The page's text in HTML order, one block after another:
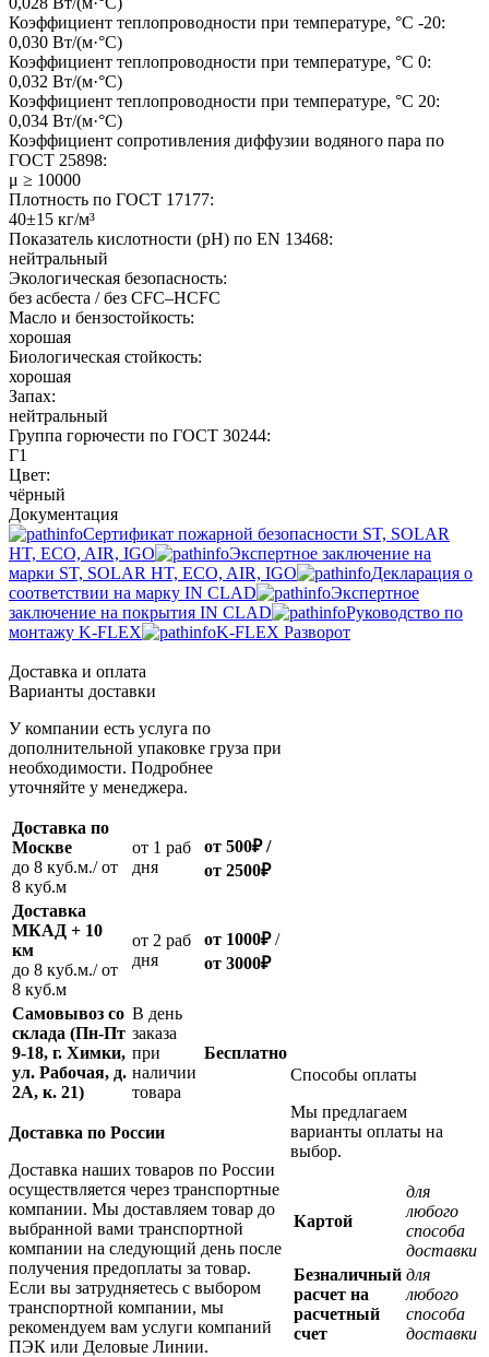
Коэффициент теплопроводности при температуре, °C -20:
0,030 Вт/(м·°C)
Коэффициент теплопроводности при температуре, °C 0:
0,032 Вт/(м·°C)
Коэффициент теплопроводности при температуре, °C 20:
0,034 Вт/(м·°C)
Коэффициент сопротивления диффузии водяного пара по
ГОСТ 25898:
μ ≥ 10000
Плотность по ГОСТ 17177:
40±15 кг/м³
Показатель кислотности (pH) по EN 13468:
нейтральный
Экологическая безопасность:
без асбеста / без CFC–HCFC
Масло и бензостойкость:
хорошая
Биологическая стойкость:
хорошая
Запах:
нейтральный
Группа горючести по ГОСТ 30244:
Г1
Цвет:
чёрный
Документация
Сертификат пожарной безопасности ST, SOLAR
HT, ECO, AIR, IGO
Экспертное заключение на
марки ST, SOLAR HT, ECO, AIR, IGO
Декларация о
соответствии на марку IN CLAD
Экспертное
заключение на покрытия IN CLAD
Руководство по
монтажу K-FLEX
K-FLEX Разворот
Доставка и оплата
Варианты доставки
У компании есть услуга по
дополнительной упаковке груза при
необходимости. Подробнее
уточняйте у менеджера.
Доставка по
Москве
до 8 куб.м./ от
8 куб.м
oт 1 раб
дня
от 500₽/
от 2500₽
Доставка
МКАД + 10
км
до 8 куб.м./ от
8 куб.м
oт 2 раб
дня
от 1000₽/
от 3000₽
Самовывоз со
склада (Пн-Пт
9-18, г. Химки,
ул. Рабочая, д.
2А, к. 21)
В день
заказа
при
наличии
товара
Бесплатно
Доставка по России
Доставка наших товаров по России
осуществляется через транспортные
компании. Мы доставляем товар до
выбранной вами транспортной
компании на следующий день после
получения предоплаты за товар.
Если вы затрудняетесь с выбором
транспортной компании, мы
рекомендуем вам услуги компаний
ПЭК или Деловые Линии.
Способы оплаты
Мы предлагаем
варианты оплаты на
выбор.
Картой
для
любого
способа
доставки
Безналичный
расчет на
расчетный
счет
для
любого
способа
доставки